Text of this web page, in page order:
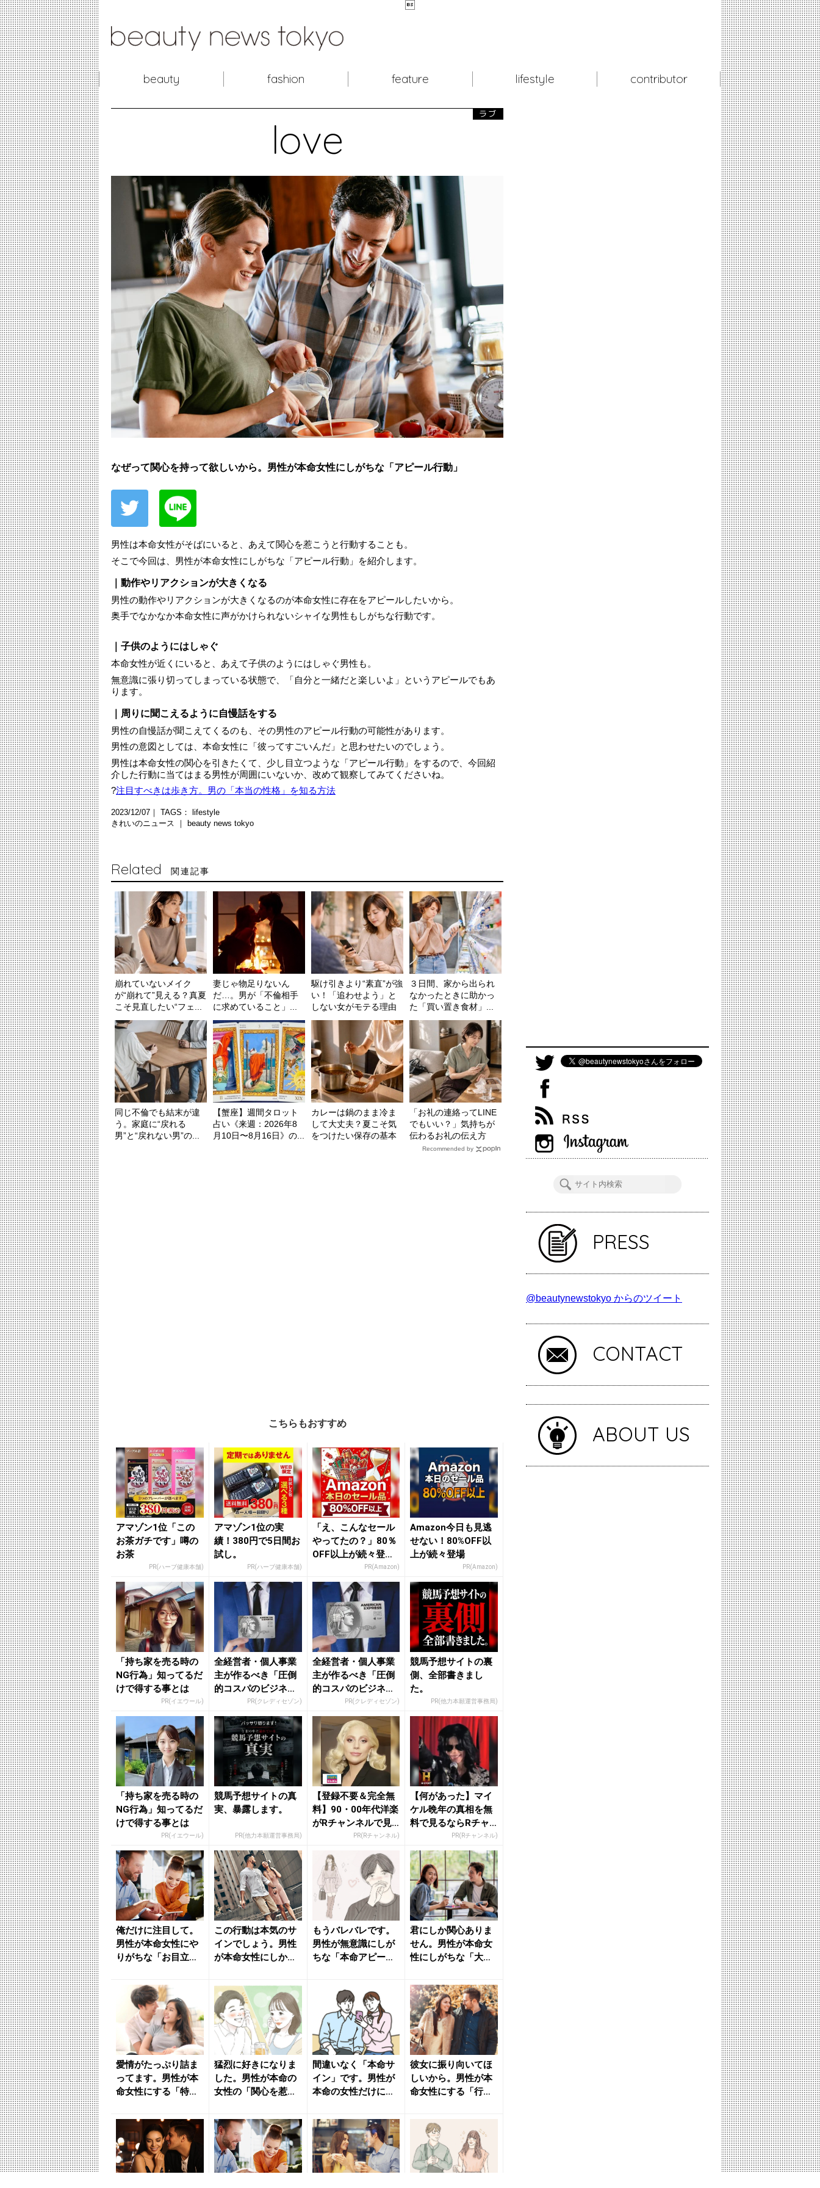

beauty fashion feature lifestyle contributor
love
ラブ
なぜって関心を持って欲しいから。男性が本命女性にしがちな「アピール行動」
男性は本命女性がそばにいると、あえて関心を惹こうと行動することも。
そこで今回は、男性が本命女性にしがちな「アピール行動」を紹介します。
｜動作やリアクションが大きくなる
男性の動作やリアクションが大きくなるのが本命女性に存在をアピールしたいから。
奥手でなかなか本命女性に声がかけられないシャイな男性もしがちな行動です。
｜子供のようにはしゃぐ
本命女性が近くにいると、あえて子供のようにはしゃぐ男性も。
無意識に張り切ってしまっている状態で、「自分と一緒だと楽しいよ」というアピールでもあ
ります。
｜周りに聞こえるように自慢話をする
男性の自慢話が聞こえてくるのも、その男性のアピール行動の可能性があります。
男性の意図としては、本命女性に「彼ってすごいんだ」と思わせたいのでしょう。
男性は本命女性の関心を引きたくて、少し目立つような「アピール行動」をするので、今回紹
介した行動に当てはまる男性が周囲にいないか、改めて観察してみてくださいね。
?注目すべきは歩き方。男の「本当の性格」を知る方法
2023/12/07｜ TAGS：
lifestyle
きれいのニュース ｜
beauty news tokyo
Related 関連記事
崩れていないメイク
が“崩れて”見える？真夏
こそ見直したい“フェ...
妻じゃ物足りないん
だ…。男が「不倫相手
に求めていること」...
駆け引きより“素直”が強
い！「追わせよう」と
しない女がモテる理由
３日間、家から出られ
なかったときに助かっ
た「買い置き食材」...
同じ不倫でも結末が違
う。家庭に“戻れる
男”と“戻れない男”の...
【蟹座】週間タロット
占い《来週：2026年8
月10日〜8月16日》の...
カレーは鍋のまま冷ま
して大丈夫？夏こそ気
をつけたい保存の基本
「お礼の連絡ってLINE
でもいい？」気持ちが
伝わるお礼の伝え方
Recommended by
こちらもおすすめ
アマゾン1位「この
お茶ガチです」噂の
お茶
PR(ハーブ健康本舗)
アマゾン1位の実
績！380円で5日間お
試し。
PR(ハーブ健康本舗)
「え、こんなセール
やってたの？」80％
OFF以上が続々登
場！Amazonの本気
が...
PR(Amazon)
Amazon今日も見逃
せない！80%OFF以
上が続々登場
PR(Amazon)
「持ち家を売る時の
NG行為」知ってるだ
けで得する事とは
PR(イエウール)
全経営者・個人事業
主が作るべき「圧倒
的コスパのビジネス
カード」PR(クレディセゾン)
全経営者・個人事業
主が作るべき「圧倒
的コスパのビジネス
カード」PR(クレディセゾン)
競馬予想サイトの裏
側、全部書きまし
た。
PR(他力本願運営事務局)
「持ち家を売る時の
NG行為」知ってるだ
けで得する事とは
PR(イエウール)
競馬予想サイトの真
実、暴露します。
PR(他力本願運営事務局)
【登録不要＆完全無
料】90・00年代洋楽
がRチャンネルで見
PR(Rチャンネル)
【何があった】マイ
ケル晩年の真相を無
料で見るならRチャ
PR(Rチャンネル)
俺だけに注目して。
男性が本命女性にや
りがちな「お目立ち
ュー...
この行動は本気のサ
インでしょう。男性
が本命女性にしかし
ニュ...
もうバレバレです。
男性が無意識にしが
ちな「本命アピー
君にしか関心ありま
せん。男性が本命女
性にしがちな「大好
いの...
愛情がたっぷり詰ま
ってます。男性が本
命女性にする「特別
ュー...
猛烈に好きになりま
した。男性が本命の
女性の「関心を惹き
- き...
間違いなく「本命サ
イン」です。男性が
本命の女性だけに見
いの...
彼女に振り向いてほ
しいから。男性が本
命女性にする「行
PRESS
@beautynewstokyo からのツイート
CONTACT
ABOUT US